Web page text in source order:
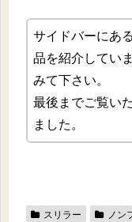
サイドバーにあ
品を紹介してい
みて下さい。
最後までご覧い
ました。
スリラー ノン